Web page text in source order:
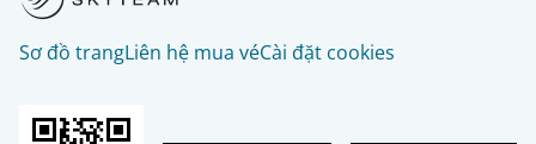
Sơ đồ trangLiên hệ mua véCài đặt cookies